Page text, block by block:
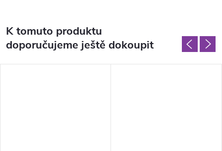
K tomuto produktu
doporučujeme ještě dokoupit